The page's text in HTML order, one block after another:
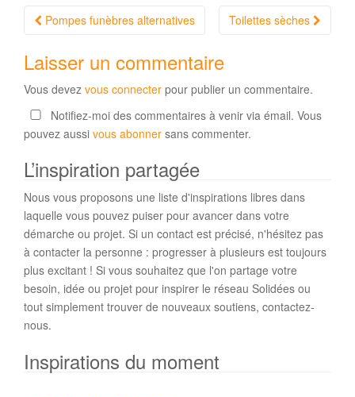
Navigation
Pompes funèbres alternatives Toilettes sèches
Laisser un commentaire
Vous devez vous connecter pour publier un commentaire.
Notifiez-moi des commentaires à venir via émail. Vous
pouvez aussi vous abonner sans commenter.
L’inspiration partagée
Nous vous proposons une liste d'inspirations libres dans
laquelle vous pouvez puiser pour avancer dans votre
démarche ou projet. Si un contact est précisé, n'hésitez pas
à contacter la personne : progresser à plusieurs est toujours
plus excitant ! Si vous souhaitez que l'on partage votre
besoin, idée ou projet pour inspirer le réseau Solidées ou
tout simplement trouver de nouveaux soutiens, contactez-
nous.
Inspirations du moment